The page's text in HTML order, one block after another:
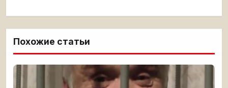
Похожие статьи